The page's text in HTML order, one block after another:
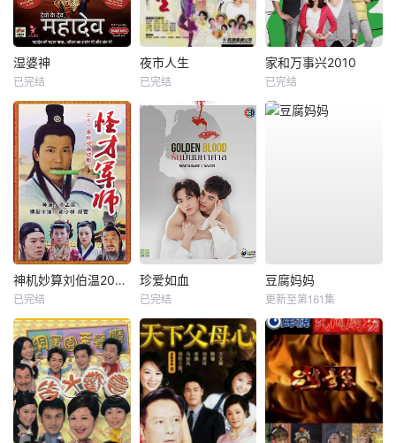
湿婆神
已完结
夜市人生
已完结
家和万事兴2010
已完结
神机妙算刘伯温2006
已完结
珍爱如血
已完结
豆腐妈妈
更新至第161集